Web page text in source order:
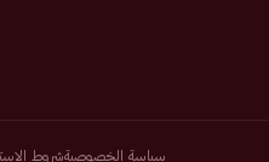
سياسة الخصوصيةشروط